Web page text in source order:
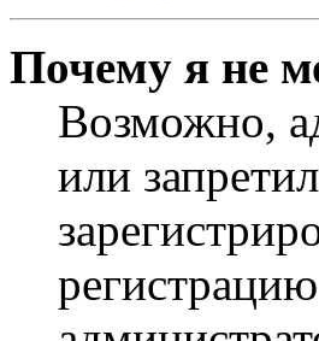
Почему я не
Возможно,
или